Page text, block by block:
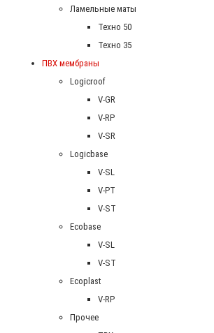
Ламельные маты
Техно 50
Техно 35
ПВХ мембраны
Logicroof
V-GR
V-RP
V-SR
Logicbase
V-SL
V-PT
V-ST
Ecobase
V-SL
V-ST
Ecoplast
V-RP
Прочее